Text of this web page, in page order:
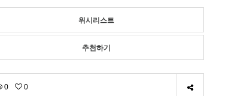
위시리스트
추천하기
0 0